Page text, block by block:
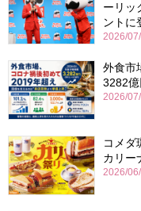
ーリッ
ントに
2026/
外食市
3282億
2026/
コメ
カリー
2026/